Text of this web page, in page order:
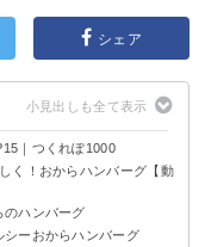
シェア
｜つくれぽ1000
く！おからハンバーグ【動
のハンバーグ
シーおからハンバーグ